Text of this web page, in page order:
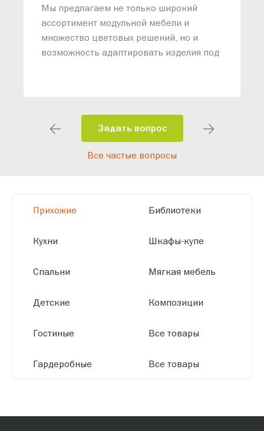
Мы предлагаем не только широкий
ассортимент модульной мебели и
множество цветовых решений, но и
возможность адаптировать изделия под
помещения и личные пожелания.
Благодаря современному
высокотехнологичному оборудованию
размерам.
Задать вопрос
Все частые вопросы
Прихожие
Кухни
Спальни
Детские
Гостиные
Гардеробные
Библиотеки
Шкафы-купе
Мягкая мебель
Композиции
Все товары
Все товары